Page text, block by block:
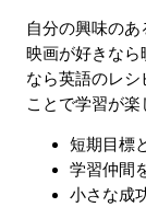
自分の興味のあ
映画が好きなら
なら英語のレ
ことで学習が楽
短期目標
学習仲間
小さな成